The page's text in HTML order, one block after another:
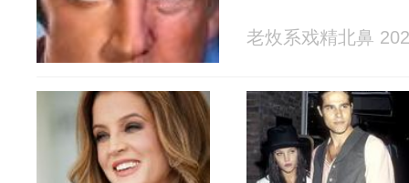
老炇系戏精北鼻